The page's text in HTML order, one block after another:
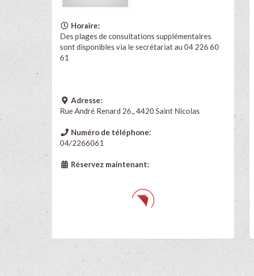
Horaire:
Des plages de consultations supplémentaires
sont disponibles via le secrétariat au 04 226 60
61
Adresse:
Rue André Renard 26,, 4420 Saint Nicolas
Numéro de téléphone:
04/2266061
Réservez maintenant: